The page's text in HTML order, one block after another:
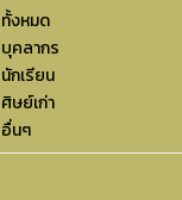
ทั้งหมด
บุคลากร
นักเรียน
ศิษย์เก่า
อื่นๆ